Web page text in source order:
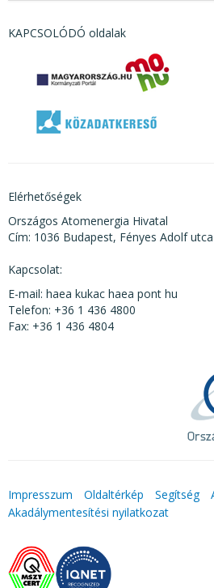
KAPCSOLÓDÓ oldalak
Elérhetőségek
Országos Atomenergia Hivatal
Cím: 1036 Budapest, Fényes Adolf
Kapcsolat:
E-mail: haea kukac haea pont hu
Telefon: +36 1 436 4800
Fax: +36 1 436 4804
Impresszum Oldaltérkép Segítség
Akadálymentesítési nyilatkozat